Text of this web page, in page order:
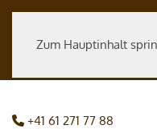
Zum Hauptinhalt
+41 61 271 77 88